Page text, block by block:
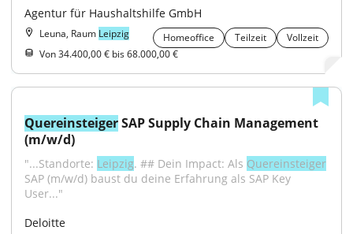
Agentur für Haushaltshilfe GmbH
Leuna, Raum Leipzig Homeoffice Teilzeit
Vollzeit
Von 34.400,00 € bis 68.000,00 €
Quereinsteiger SAP Supply Chain Management
(m/w/d)
"...Standorte: Leipzig. ## Dein Impact: Als Quereinsteiger
SAP (m/w/d) baust du deine Erfahrung als SAP Key
User..."
Deloitte